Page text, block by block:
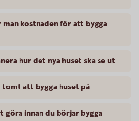
man kostnaden för att bygga
hur det nya huset ska se ut
tomt att bygga huset på
göra innan du börjar bygga